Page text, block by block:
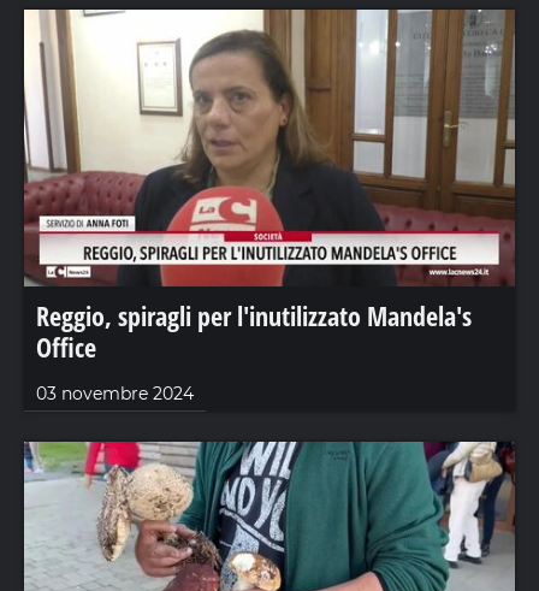
Reggio, spiragli per l'inutilizzato Mandela's
Office
03 novembre 2024